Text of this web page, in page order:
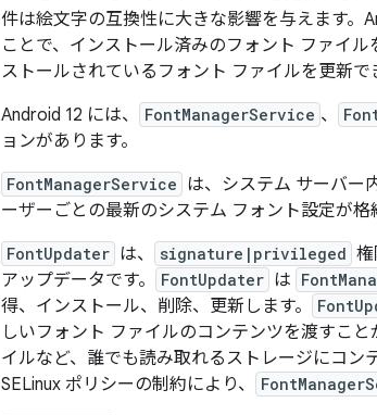
件は絵文字の互換性に大きな影響を与えます。
ことで、インストール済みのフォント ファイ
ストールされているフォント ファイルを更新で
Android 12 には、
FontManagerService 、
ョンがあります。
FontManagerService は、システム サーバー
ーザーごとの最新のシステム フォント設定が格
FontUpdater は、 signature|privileged
アップデータです。
FontUpdater は
得、インストール、削除、更新します。
しいフォント ファイルのコンテンツを渡すこと
イルなど、誰でも読み取れるストレージにコン
SELinux ポリシーの制約により、